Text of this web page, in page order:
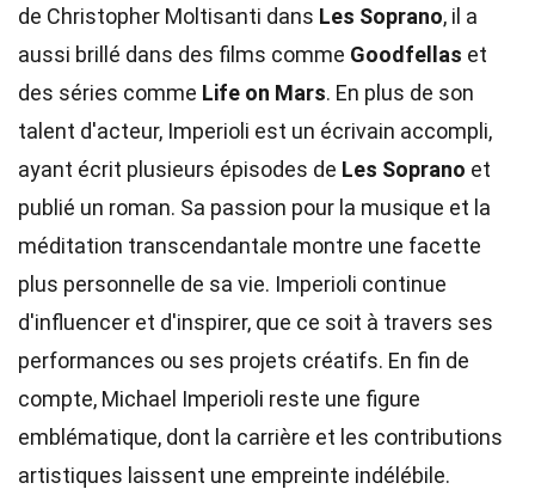
de Christopher Moltisanti dans Les Soprano, il a
aussi brillé dans des films comme Goodfellas et
des séries comme Life on Mars. En plus de son
talent d'acteur, Imperioli est un écrivain accompli,
ayant écrit plusieurs épisodes de Les Soprano et
publié un roman. Sa passion pour la musique et la
méditation transcendantale montre une facette
plus personnelle de sa vie. Imperioli continue
d'influencer et d'inspirer, que ce soit à travers ses
performances ou ses projets créatifs. En fin de
compte, Michael Imperioli reste une figure
emblématique, dont la carrière et les contributions
artistiques laissent une empreinte indélébile.